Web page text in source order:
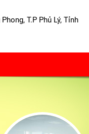
T.P Phủ Lý, Tỉnh